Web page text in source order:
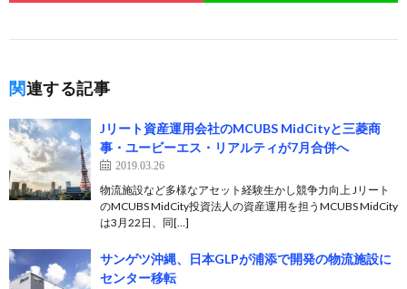
関連する記事
Jリート資産運用会社のMCUBS MidCityと三菱商
事・ユービーエス・リアルティが7月合併へ
2019.03.26
物流施設など多様なアセット経験生かし競争力向上 Jリート
のMCUBS MidCity投資法人の資産運用を担うMCUBS MidCity
は3月22日、同[…]
サンゲツ沖縄、日本GLPが浦添で開発の物流施設に
センター移転